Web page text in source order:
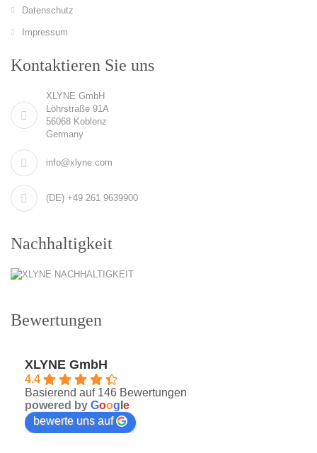
Datenschutz
Impressum
Kontaktieren Sie uns
XLYNE GmbH
Löhrstraße 91A
56068 Koblenz
Germany
info@xlyne.com
(DE) +49 261 9639900
Nachhaltigkeit
Bewertungen
XLYNE GmbH
4.4
Basierend auf 146 Bewertungen
powered by Goog e
bewerte uns auf